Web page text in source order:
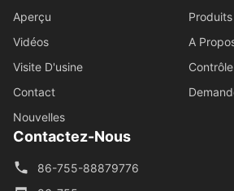
Aperçu
Produits
Vidéos
A
Visite D'usine
Contact
Nouvelles
Contactez-Nous
86-755-88879776